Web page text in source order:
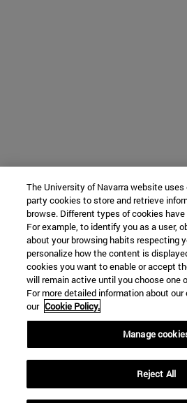
The University of Navarra website uses
party cookies to store and retrieve
browse. Different types of cookies
For example, to identify you as a user,
about your browsing habits respecting
personalize how the content is
cookies you want to enable or accept
will remain active until you choose one
For more detailed information about
our Cookie Policy.
Manage
Reject All